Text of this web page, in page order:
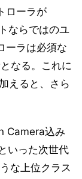
ローラが
ならではのユ
ーラは必須な
なる。これに
えると、さら
Camera込み
いった次世代
な上位クラス